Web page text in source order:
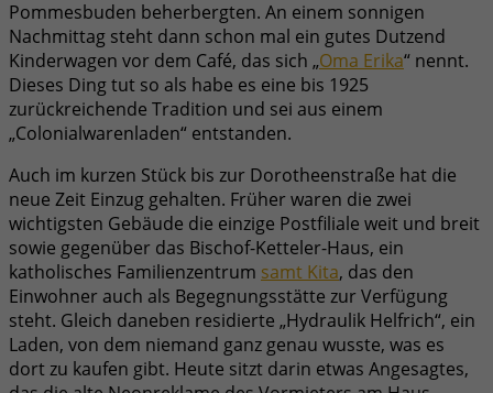
Pommesbuden beherbergten. An einem sonnigen
Nachmittag steht dann schon mal ein gutes Dutzend
Kinderwagen vor dem Café, das sich „Oma Erika“ nennt.
Dieses Ding tut so als habe es eine bis 1925
zurückreichende Tradition und sei aus einem
„Colonialwarenladen“ entstanden.
Auch im kurzen Stück bis zur Dorotheenstraße hat die
neue Zeit Einzug gehalten. Früher waren die zwei
wichtigsten Gebäude die einzige Postfiliale weit und breit
sowie gegenüber das Bischof-Ketteler-Haus, ein
katholisches Familienzentrum samt Kita, das den
Einwohner auch als Begegnungsstätte zur Verfügung
steht. Gleich daneben residierte „Hydraulik Helfrich“, ein
Laden, von dem niemand ganz genau wusste, was es
dort zu kaufen gibt. Heute sitzt darin etwas Angesagtes,